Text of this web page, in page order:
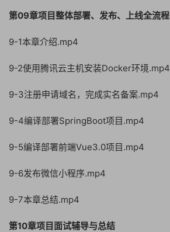
第09章项目整体部署、发布、上线全流程
9-1本章介绍.mp4
9-2使用腾讯云主机安装Docker环境.mp4
9-3注册申请域名，完成实名备案.mp4
9-4编译部署SpringBoot项目.mp4
9-5编译部署前端Vue3.0项目.mp4
9-6发布微信小程序.mp4
9-7本章总结.mp4
第10章项目面试辅导与总结